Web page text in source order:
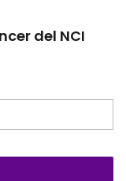
del NCI